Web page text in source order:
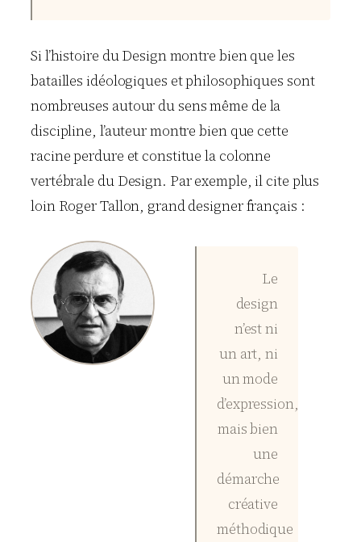
Si l’histoire du Design montre bien que les
batailles idéologiques et philosophiques sont
nombreuses autour du sens même de la
discipline, l’auteur montre bien que cette
racine perdure et constitue la colonne
vertébrale du Design. Par exemple, il cite plus
loin Roger Tallon, grand designer français :
Le
design
n’est ni
un art, ni
un mode
d’expression,
mais bien
une
démarche
créative
méthodique